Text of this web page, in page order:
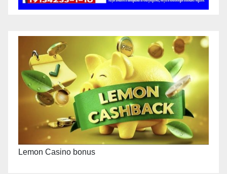
Lemon Casino bonus